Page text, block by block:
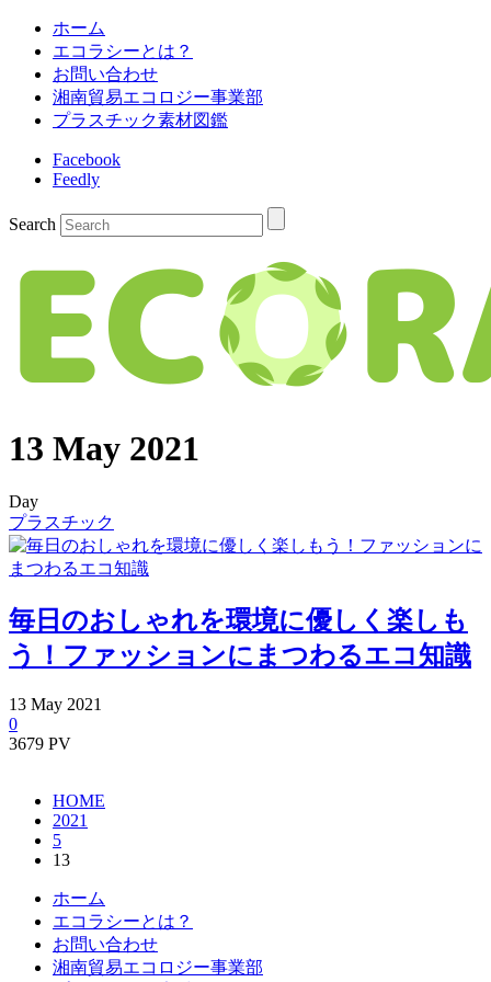
ホーム
エコラシーとは？
お問い合わせ
湘南貿易エコロジー事業部
プラスチック素材図鑑
Facebook
Feedly
Search
13 May 2021
Day
プラスチック
毎日のおしゃれを環境に優しく楽しも
う！ファッションにまつわるエコ知識
13 May 2021
0
3679 PV
HOME
2021
5
13
ホーム
エコラシーとは？
お問い合わせ
湘南貿易エコロジー事業部